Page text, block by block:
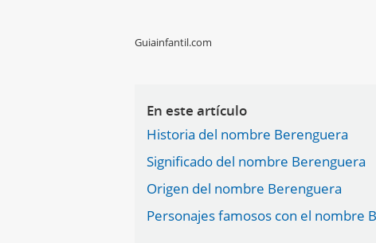
Guiainfantil.com
En este artículo
Historia del nombre Berenguera
Significado del nombre Berenguera
Origen del nombre Berenguera
Personajes famosos con el nombre